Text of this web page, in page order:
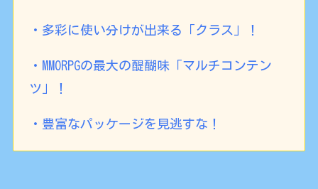
・多彩に使い分けが出来る「クラス」！
・MMORPGの最大の醍醐味「マルチコンテン
ツ」！
・豊富なパッケージを見逃すな！